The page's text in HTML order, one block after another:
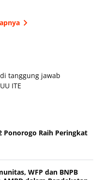
tanggung jawab
ITE
Ponorogo Raih Peringkat
WFP dan BNPB